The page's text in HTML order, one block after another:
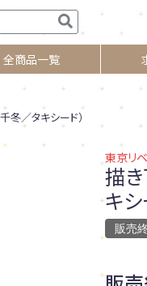
全商品一覧
／タキシード）
東京リ
描
キシ
販売